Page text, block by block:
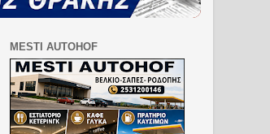
MESTI AUTOHOF